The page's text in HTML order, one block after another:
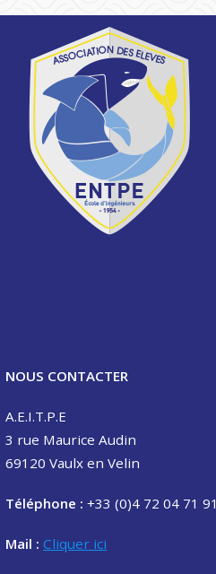
NOUS CONTACTER
A.E.I.T.P.E
3 rue Maurice Audin
69120 Vaulx en Velin
Téléphone : +33 (0)4 72 04 71 91
Mail : Cliquer ici